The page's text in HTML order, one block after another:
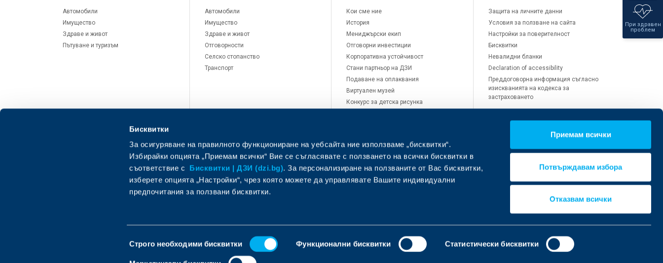
Бисквитки
За осигуряване на правилното функциониране на уебсайта ние използваме „бисквитки“.
Избирайки опцията „Приемам всички“ Вие се съгласявате с ползването на всички бисквитки в
съответствие с Бисквитки | ДЗИ (dzi.bg). За персонализиране на ползваните от Вас бисквитки,
изберете опцията „Настройки“, чрез която можете да управлявате Вашите индивидуални
предпочитания за ползвани бисквитки.
на
съгласие
Строго необходими бисквитки Функционални бисквитки Статистически бисквитки
Приемам всички
Потвърждавам избора
Отказвам всички
При здравен
проблем
Автомобили
Имущество
Здраве и живот
Пътуване и туризъм
Изпратете запитване
Автомобили
Имущество
Здраве и живот
Отговорности
Селско стопанство
Транспорт
Офиси и центрове за обслужване
Кои сме ние
История
Мениджърски екип
Отговорни инвестиции
Корпоративна устойчивост
Стани партньор на ДЗИ
Подаване на оплаквания
Виртуален музей
Конкурс за детска рисунка
Помощ при щета
Защита на личните данни
Условия за ползване на сайта
Настройки за поверителност
Бисквитки
Невалидни бланки
Declaration of accessibility
Преддоговорна информация съгласно
изискванията на кодекса за
застраховането
Обслужване на щети и
претенции
Помощ при откуп, злополука или